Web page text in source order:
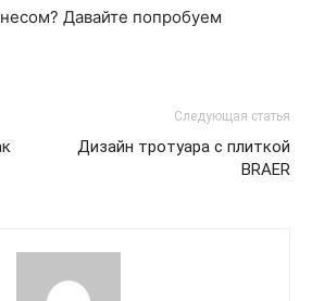
Давайте попробуем
Следующая статья
Дизайн тротуара с плиткой
BRAER